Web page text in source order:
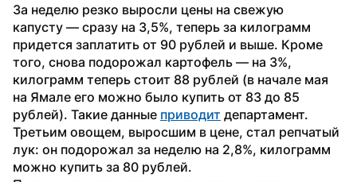
За неделю резко выросли цены на свежую
капусту — сразу на 3,5%, теперь за килограмм
придется заплатить от 90 рублей и выше. Кроме
того, снова подорожал картофель — на 3%,
килограмм теперь стоит 88 рублей (в начале мая
на Ямале его можно было купить от 83 до 85
рублей). Такие данные приводит департамент.
Третьим овощем, выросшим в цене, стал репчатый
лук: он подорожал за неделю на 2,8%, килограмм
можно купить за 80 рублей.